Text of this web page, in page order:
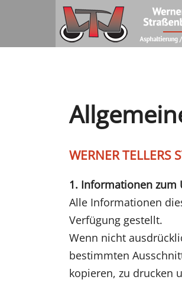
WERNER TELLERS
1. Informationen zum
Alle Informationen
Verfügung gestellt.
Wenn nicht
bestimmten
kopieren, zu drucken